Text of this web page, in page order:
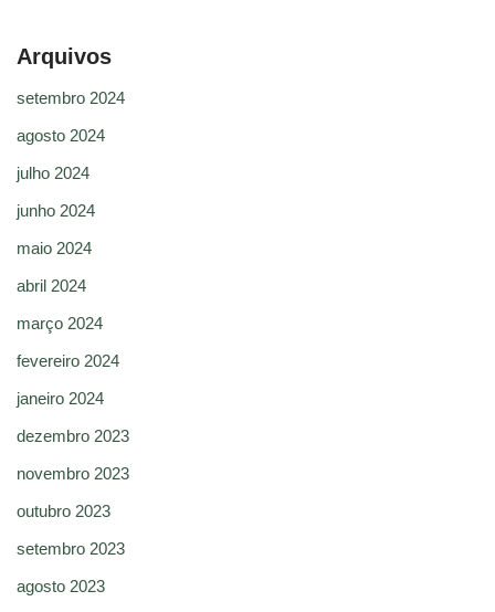
Arquivos
setembro 2024
agosto 2024
julho 2024
junho 2024
maio 2024
abril 2024
março 2024
fevereiro 2024
janeiro 2024
dezembro 2023
novembro 2023
outubro 2023
setembro 2023
agosto 2023